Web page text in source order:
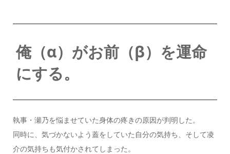
俺（α）がお前（β）を運命
にする。
執事・瀬乃を悩ませていた身体の疼きの原因が判明した。
同時に、気づかないよう蓋をしていた自分の気持ち、そして凌
介の気持ちも気付かされてしまった。